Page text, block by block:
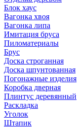
Блок хаус
Вагонка хвоя
Вагонка липа
Имитация бруса
Пиломатериалы
Брус
Доска строганная
Доска шпунтованная
Погонажные изделия
Коробка дверная
Плинтус деревянный
Раскладка
Уголок
Штапик